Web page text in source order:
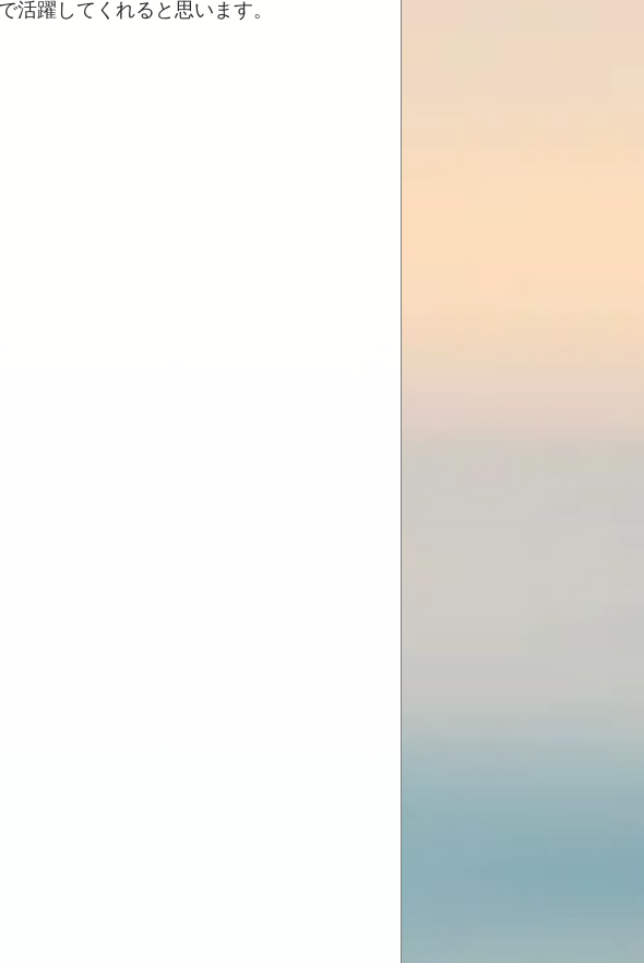
活躍してくれると思います。